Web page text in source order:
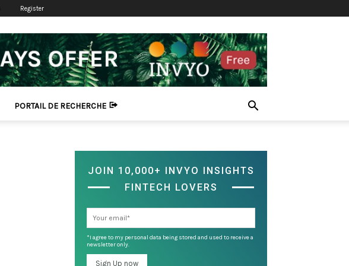
Register
PORTAIL DE RECHERCHE
JOIN 10,000+ INVYO INSIGHTS
FINTECH LOVERS
*I agree to my personal data being stored and used to receive a
newsletter only.